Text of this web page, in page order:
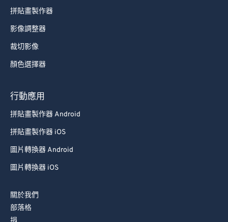
拼貼畫製作器
影像調整器
裁切影像
顏色選擇器
行動應用
拼貼畫製作器 Android
拼貼畫製作器 iOS
圖片轉換器 Android
圖片轉換器 iOS
關於我們
部落格